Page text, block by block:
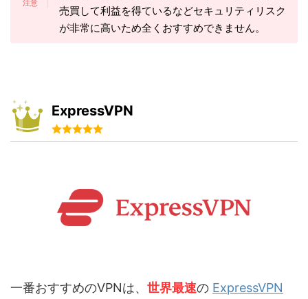
売買して利益を得ているなどセキュリティリスク
が非常に高いため全くおすすめできません。
ExpressVPN
一番おすすめのVPNは、 世界最速の ExpressVPN